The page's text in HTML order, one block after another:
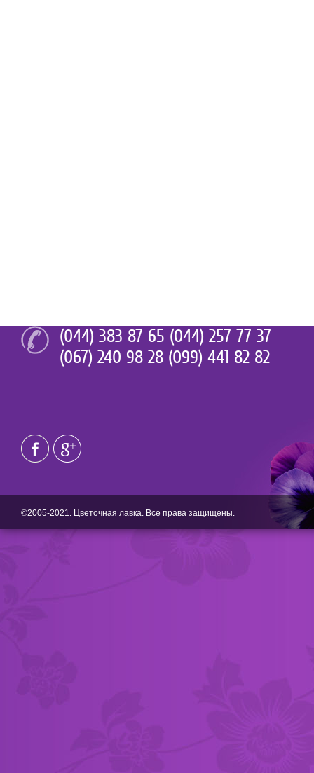
(044) 383 87 65 (044) 257 77 37
(067) 240 98 28 (099) 441 82 82
©2005-2021. Цветочная лавка. Все права защищены.